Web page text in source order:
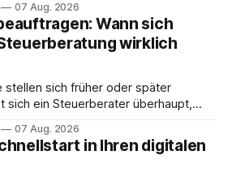
für Familien eine schwierige
dauerhaft in der Klinik bleiben –
möglich? Die außerklinische
diese Alternative: Sie
07 Aug. 2026
Wann sich
wirklich
stellen sich früher oder später
sich ein Steuerberater überhaupt,
Bei einfachen
reicht häufig eine Steuersoftware
Einkunftsarten
07 Aug. 2026
in Ihren digitalen